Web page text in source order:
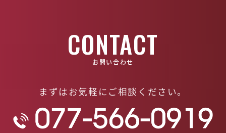
CONTACT
お問い合わせ
まずはお気軽にご相談ください。